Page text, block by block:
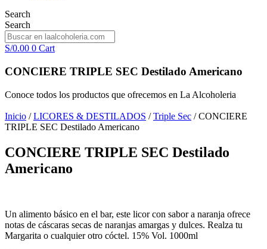
Search
Search
S/0.00 0 Cart
CONCIERE TRIPLE SEC Destilado Americano
Conoce todos los productos que ofrecemos en La Alcoholeria
Inicio /LICORES & DESTILADOS /Triple Sec / CONCIERE
TRIPLE SEC Destilado Americano
CONCIERE TRIPLE SEC Destilado
Americano
Un alimento básico en el bar, este licor con sabor a naranja ofrece
notas de cáscaras secas de naranjas amargas y dulces. Realza tu
Margarita o cualquier otro cóctel. 15% Vol. 1000ml